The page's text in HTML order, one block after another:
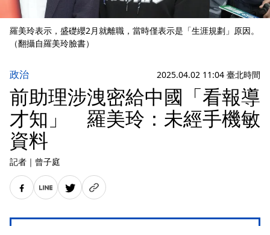
羅美玲表示，盛礎纓2月就離職，當時僅表示是「生涯規劃」原因。
（翻攝自羅美玲臉書）
政治 2025.04.02 11:04 臺北時間
前助理涉洩密給中國「看報導
才知」 羅美玲：未經手機敏
資料
記者 ｜ 曾子庭